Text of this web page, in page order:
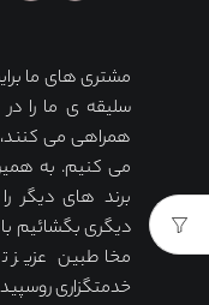
مشتری های ما
سلیقه ی ما را در
همراهی می
می کنیم. به
برند های دیگر
مخاطبین عزیز
خدمتگزاری